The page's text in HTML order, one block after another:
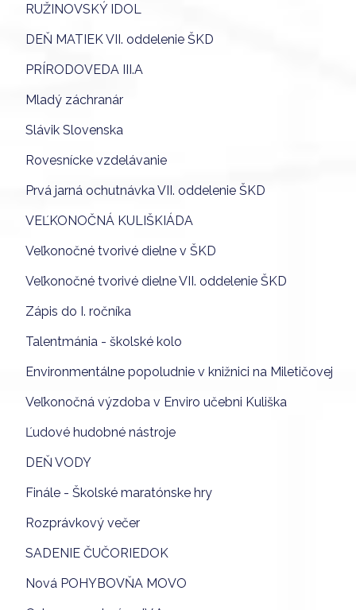
RUŽINOVSKÝ IDOL
DEŇ MATIEK VII. oddelenie ŠKD
PRÍRODOVEDA III.A
Mladý záchranár
Slávik Slovenska
Rovesnícke vzdelávanie
Prvá jarná ochutnávka VII. oddelenie ŠKD
VEĽKONOČNÁ KULIŠKIÁDA
Veľkonočné tvorivé dielne v ŠKD
Veľkonočné tvorivé dielne VII. oddelenie ŠKD
Zápis do I. ročníka
Talentmánia - školské kolo
Environmentálne popoludnie v knižnici na Miletičovej
Veľkonočná výzdoba v Enviro učebni Kuliška
Ľudové hudobné nástroje
DEŇ VODY
Finále - Školské maratónske hry
Rozprávkový večer
SADENIE ČUČORIEDOK
Nová POHYBOVŇA MOVO